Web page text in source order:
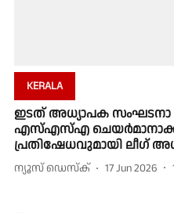
KERALA
ഇടത് അധ്യാപക സംഘടനാ
എസ്എസ്എ
പ്രതിഷേധവുമായി ലീഗ്
ന്യൂസ് ഡെസ്ക് 17 Jun 2026